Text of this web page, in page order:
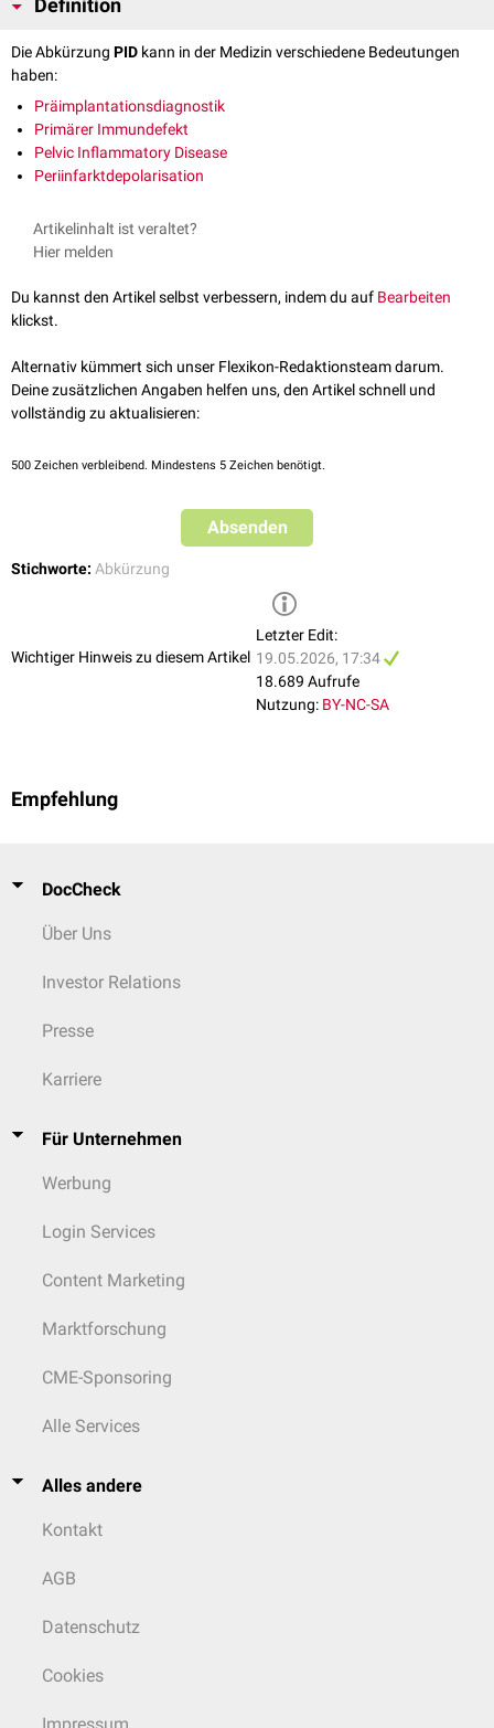
Definition
Die Abkürzung PID kann in der Medizin verschiedene Bedeutungen
haben:
Präimplantationsdiagnostik
Primärer Immundefekt
Pelvic Inflammatory Disease
Periinfarktdepolarisation
Artikelinhalt ist veraltet?
Hier melden
Du kannst den Artikel selbst verbessern, indem du auf Bearbeiten
klickst.
Alternativ kümmert sich unser Flexikon-Redaktionsteam darum.
Deine zusätzlichen Angaben helfen uns, den Artikel schnell und
vollständig zu aktualisieren:
500 Zeichen verbleibend. Mindestens 5 Zeichen benötigt.
Absenden
Stichworte: Abkürzung
Wichtiger Hinweis zu diesem Artikel
Letzter Edit:
19.05.2026, 17:34
18.689 Aufrufe
Nutzung: BY-NC-SA
Empfehlung
DocCheck
Über Uns
Investor Relations
Presse
Karriere
Für Unternehmen
Werbung
Login Services
Content Marketing
Marktforschung
CME-Sponsoring
Alle Services
Alles andere
Kontakt
AGB
Datenschutz
Cookies